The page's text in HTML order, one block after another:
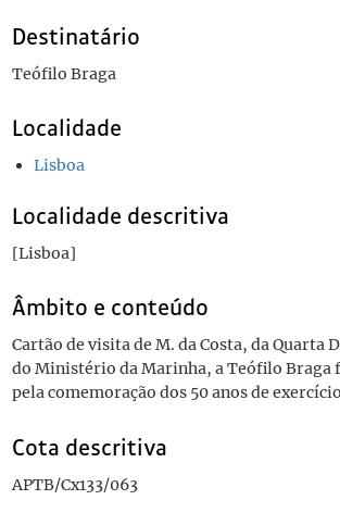
Destinatário
Teófilo Braga
Localidade
Lisboa
Localidade descritiva
[Lisboa]
Âmbito e conteúdo
Cartão de visita de M. da Costa, da Quarta
do Ministério da Marinha, a Teófilo
pela comemoração dos 50 anos de
Cota descritiva
APTB/Cx133/063